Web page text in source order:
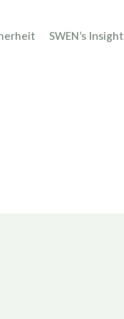
SWEN’s Insight